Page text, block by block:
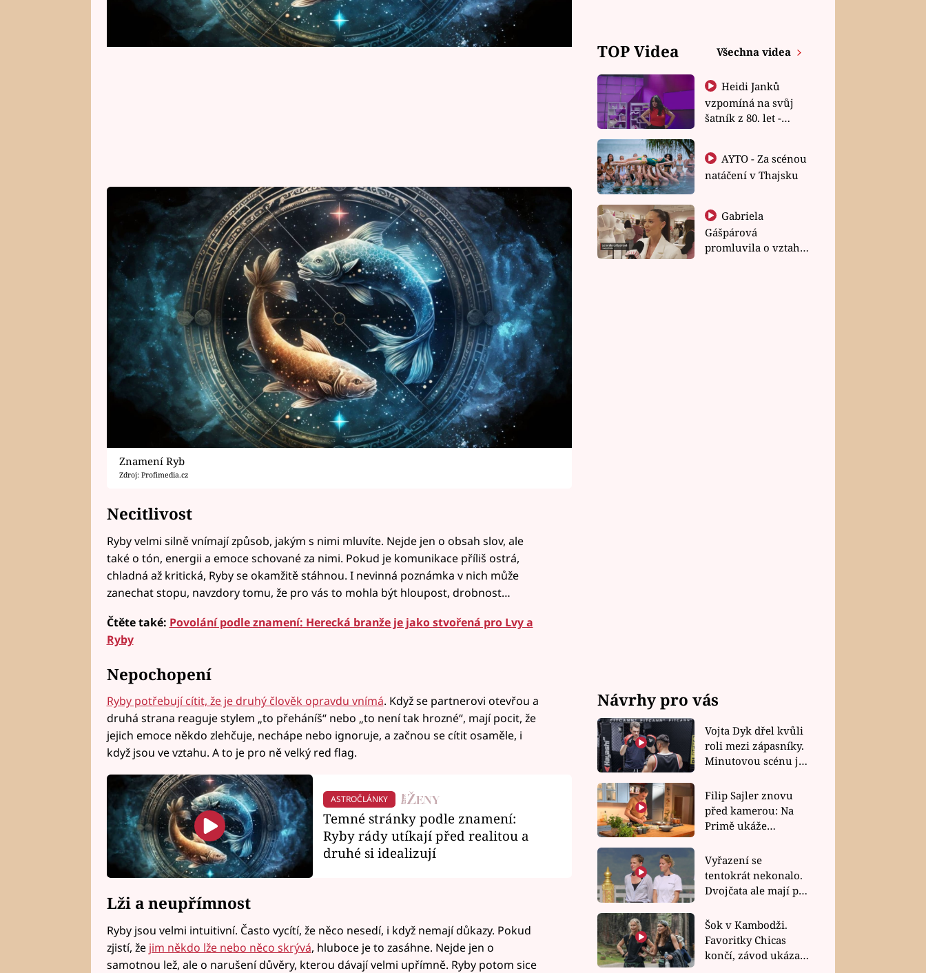
Znamení Ryb
Zdroj: Profimedia.cz
Necitlivost
Ryby velmi silně vnímají způsob, jakým s nimi mluvíte. Nejde jen o obsah slov, ale
také o tón, energii a emoce schované za nimi. Pokud je komunikace příliš ostrá,
chladná až kritická, Ryby se okamžitě stáhnou. I nevinná poznámka v nich může
zanechat stopu, navzdory tomu, že pro vás to mohla být hloupost, drobnost…
Čtěte také: Povolání podle znamení: Herecká branže je jako stvořená pro Lvy a
Ryby
Nepochopení
Ryby potřebují cítit, že je druhý člověk opravdu vnímá. Když se partnerovi otevřou a
druhá strana reaguje stylem „to přeháníš“ nebo „to není tak hrozné“, mají pocit, že
jejich emoce někdo zlehčuje, nechápe nebo ignoruje, a začnou se cítit osaměle, i
když jsou ve vztahu. A to je pro ně velký red flag.
ASTROČLÁNKY
Temné stránky podle znamení:
Ryby rády utíkají před realitou a
druhé si idealizují
Lži a neupřímnost
Ryby jsou velmi intuitivní. Často vycítí, že něco nesedí, i když nemají důkazy. Pokud
zjistí, že jim někdo lže nebo něco skrývá, hluboce je to zasáhne. Nejde jen o
samotnou lež, ale o narušení důvěry, kterou dávají velmi upřímně. Ryby potom sice
TOP Videa Všechna videa
Heidi Janků
vzpomíná na svůj
šatník z 80. let -
natáčení v Thajsku
Gabriela
Gášpárová
promluvila o vztahu
Návrhy pro vás
Vojta Dyk dřel kvůli
roli mezi zápasníky.
Minutovou scénu jel
Filip Sajler znovu
před kamerou: Na
Primě ukáže
rychlé recepty
Vyřazení se
tentokrát nekonalo.
Dvojčata ale mají po
závodu nůž na krku
Šok v Kambodži.
Favoritky Chicas
končí, závod ukázal